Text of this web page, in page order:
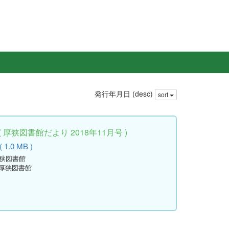
発行年月日 (desc) sort
狭図書館だより 2018年11月号 )
1.0 MB )
図書館
狭図書館